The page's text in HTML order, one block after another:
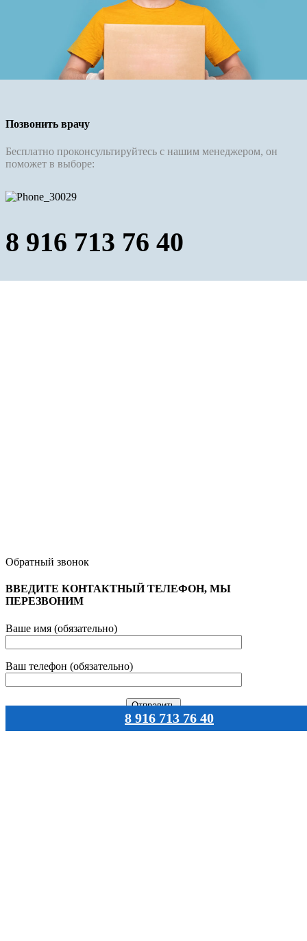
Позвонить врачу
Бесплатно проконсультируйтесь с нашим менеджером, он
поможет в выборе:
8 916 713 76 40
Обратный звонок
ВВЕДИТЕ КОНТАКТНЫЙ ТЕЛЕФОН, МЫ
ПЕРЕЗВОНИМ
Ваше имя (обязательно)
Ваш телефон (обязательно)
8 916 713 76 40